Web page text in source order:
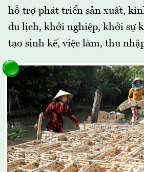
hỗ trợ phát triển sản xuất,
du lịch, khởi nghiệp, khởi sự
tạo sinh kế, việc làm, thu